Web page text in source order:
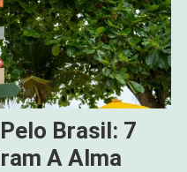
Brasil: 7
A Alma